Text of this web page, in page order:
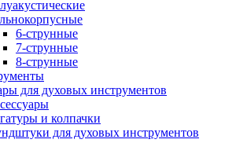
6-струнные
7-струнные
8-струнные
для духовых инструментов
и колпачки
для духовых инструментов